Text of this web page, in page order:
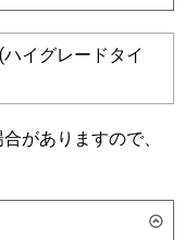
PDZ-
RBXA08033MU
PDZ-
ハイグレードタイ
がありますので、